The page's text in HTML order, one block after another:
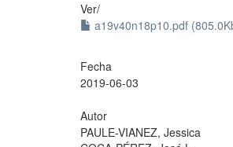
Ver/
a19v40n18p10.pdf
Fecha
2019-06-03
Autor
PAULE-VIANEZ, Jessica